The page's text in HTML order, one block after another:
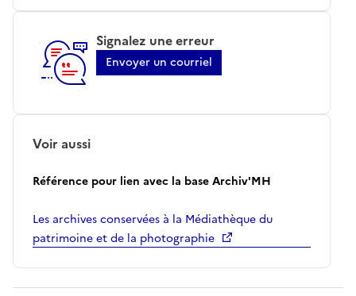
Signalez une erreur
Envoyer un courriel
Voir aussi
Référence pour lien avec la base Archiv'MH
Les archives conservées à la Médiathèque du
patrimoine et de la photographie